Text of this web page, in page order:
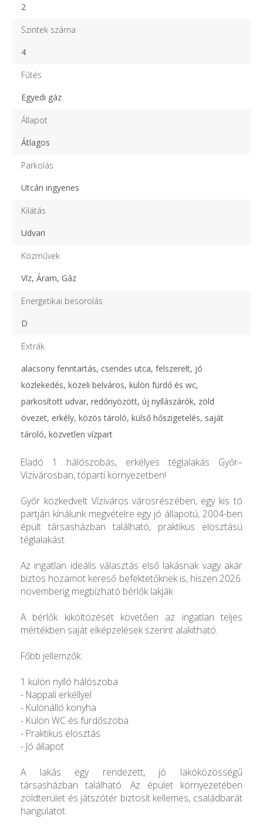
2
Szintek száma
4
Fűtés
Egyedi gáz
Állapot
Átlagos
Parkolás
Utcán ingyenes
Kilátás
Udvari
Közművek
Víz, Áram, Gáz
Energetikai besorolás
D
Extrák
alacsony fenntartás, csendes utca, felszerelt, jó
közlekedés, közeli belváros, külön fürdő és wc,
parkosított udvar, redőnyözött, új nyílászárók, zöld
övezet, erkély, közös tároló, külső hőszigetelés, saját
tároló, közvetlen vízpart
Eladó 1 hálószobás, erkélyes téglalakás Győr–
Vízivárosban, tóparti környezetben!
Győr közkedvelt Víziváros városrészében, egy kis tó
partján kínálunk megvételre egy jó állapotú, 2004-ben
épült társasházban található, praktikus elosztású
téglalakást.
Az ingatlan ideális választás első lakásnak vagy akár
biztos hozamot kereső befektetőknek is, hiszen 2026.
novemberig megbízható bérlők lakják.
A bérlők kiköltözését követően az ingatlan teljes
mértékben saját elképzelések szerint alakítható.
Főbb jellemzők:
1 külön nyíló hálószoba
- Nappali erkéllyel
- Különálló konyha
- Külön WC és fürdőszoba
- Praktikus elosztás
- Jó állapot
A lakás egy rendezett, jó lakóközösségű
társasházban található. Az épület környezetében
zöldterület és játszótér biztosít kellemes, családbarát
hangulatot.